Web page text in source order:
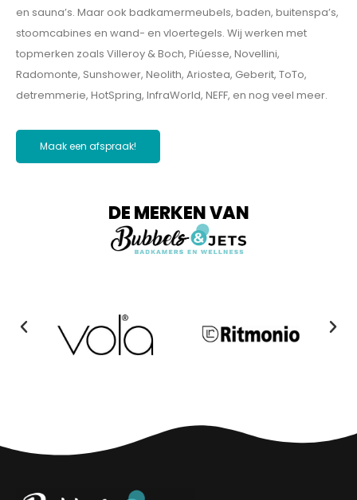
en sauna’s. Maar ook badkamermeubels, baden, buitenspa’s,
stoomcabines en wand- en vloertegels. Wij werken met
topmerken zoals Villeroy & Boch, Piúesse, Novellini,
Radomonte, Sunshower, Neolith, Ariostea, Geberit, ToTo,
detremmerie, HotSpring, InfraWorld, NEFF, en nog veel meer.
Maak een afspraak!
DE MERKEN VAN